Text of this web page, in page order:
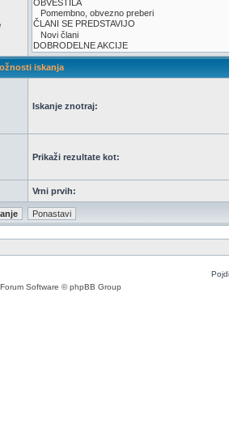
iskanja
Iskanje znotraj:
Prikaži rezultate kot:
Vrni prvih:
Software © phpBB Group